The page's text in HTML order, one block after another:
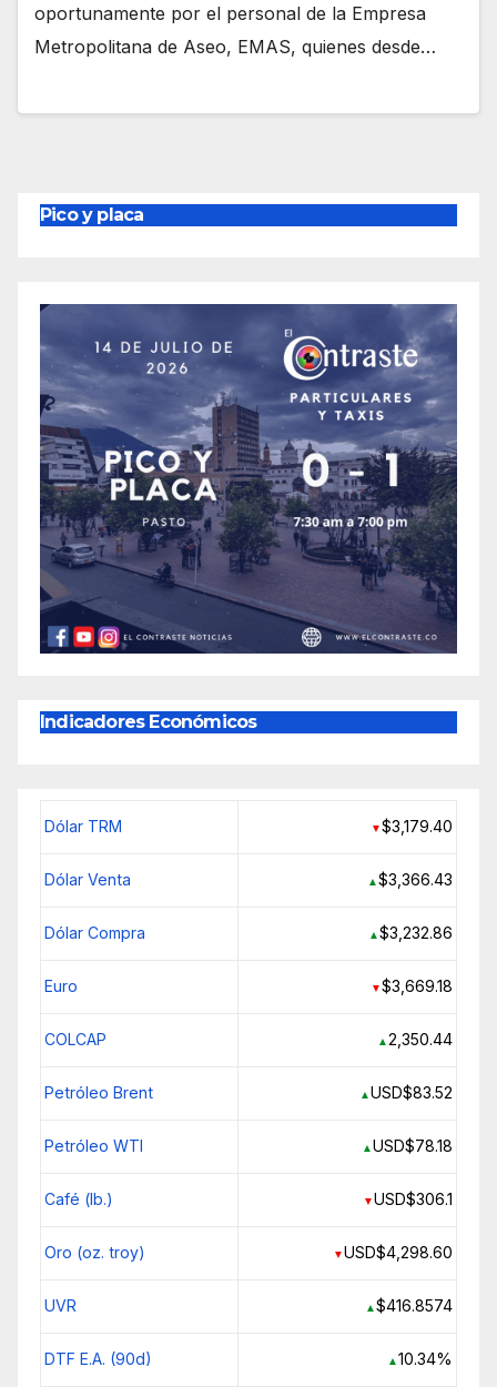
oportunamente por el personal de la Empresa
Metropolitana de Aseo, EMAS, quienes desde…
Pico y placa
Indicadores Económicos
Dólar TRM ▼$3,179.40
Dólar Venta ▲$3,366.43
Dólar Compra ▲$3,232.86
Euro ▼$3,669.18
COLCAP ▲2,350.44
Petróleo Brent ▲USD$83.52
Petróleo WTI ▲USD$78.18
Café (lb.) ▼USD$306.1
Oro (oz. troy) ▼USD$4,298.60
UVR ▲$416.8574
DTF E.A. (90d) ▲10.34%